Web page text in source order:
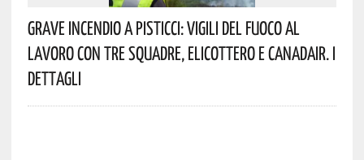
Grave Incendio A Pisticci: Vigili Del Fuoco Al
Lavoro Con Tre Squadre, Elicottero E Canadair. I
Dettagli